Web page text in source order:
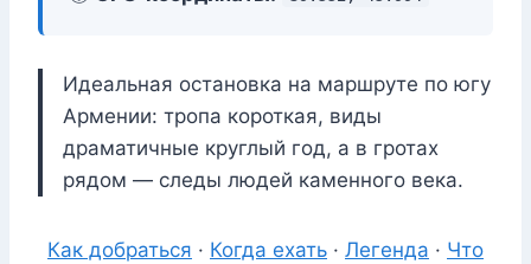
Идеальная остановка на маршруте по югу
Армении: тропа короткая, виды
драматичные круглый год, а в гротах
рядом — следы людей каменного века.
Как добраться · Когда ехать · Легенда · Что